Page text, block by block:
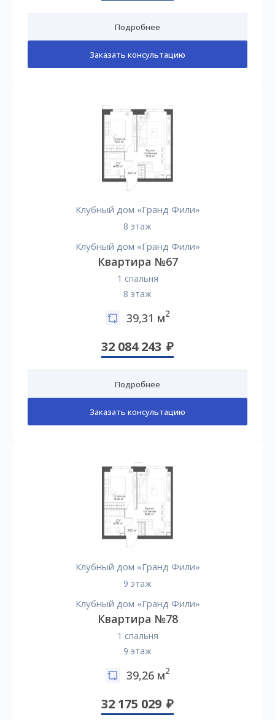
Подробнее
Заказать консультацию
Клубный дом «Гранд Фили»
8 этаж
Клубный дом «Гранд Фили»
Квартира №67
1 спальня
8 этаж
39,31 м2
32 084 243
Подробнее
Заказать консультацию
Клубный дом «Гранд Фили»
9 этаж
Клубный дом «Гранд Фили»
Квартира №78
1 спальня
9 этаж
39,26 м2
32 175 029